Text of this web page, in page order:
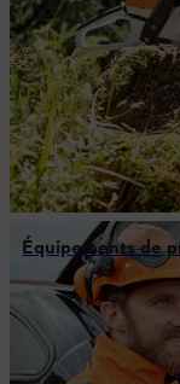
Équipements de